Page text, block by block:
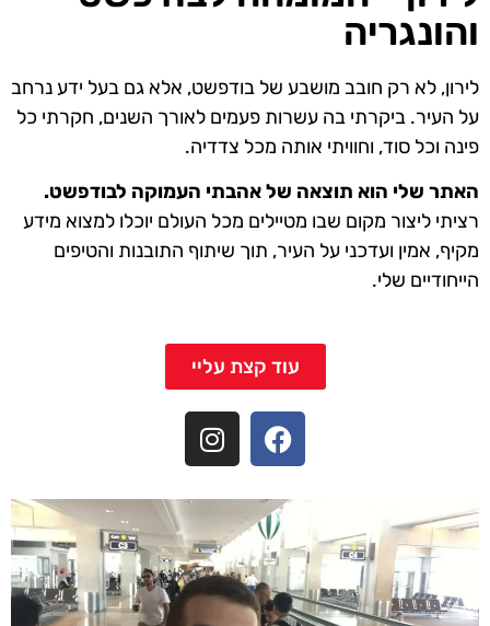
והונגריה
לירון, לא רק חובב מושבע של בודפשט, אלא גם בעל ידע נרחב
על העיר. ביקרתי בה עשרות פעמים לאורך השנים, חקרתי כל
פינה וכל סוד, וחוויתי אותה מכל צדדיה.
האתר שלי הוא תוצאה של אהבתי העמוקה לבודפשט.
רציתי ליצור מקום שבו מטיילים מכל העולם יוכלו למצוא מידע
מקיף, אמין ועדכני על העיר, תוך שיתוף התובנות והטיפים
הייחודיים שלי.
עוד קצת עליי